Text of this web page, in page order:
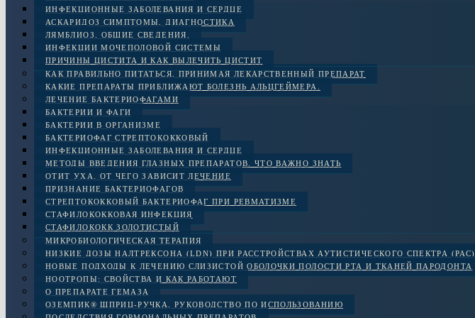
ИНФЕКЦИОННЫЕ ЗАБОЛЕВАНИЯ И СЕРДЦЕ
АСКАРИДОЗ СИМПТОМЫ, ДИАГНОСТИКА
ЛЯМБЛИОЗ. ОБЩИЕ СВЕДЕНИЯ.
ИНФЕКЦИИ МОЧЕПОЛОВОЙ СИСТЕМЫ
ПРИЧИНЫ ЦИСТИТА И КАК ВЫЛЕЧИТЬ ЦИСТИТ
КАК ПРАВИЛЬНО ПИТАТЬСЯ, ПРИНИМАЯ ЛЕКАРСТВЕННЫЙ ПРЕПАРАТ
КАКИЕ ПРЕПАРАТЫ ПРИБЛИЖАЮТ БОЛЕЗНЬ АЛЬЦГЕЙМЕРА.
ЛЕЧЕНИЕ БАКТЕРИОФАГАМИ
БАКТЕРИИ И ФАГИ
БАКТЕРИИ В ОРГАНИЗМЕ
БАКТЕРИОФАГ СТРЕПТОКОККОВЫЙ
ИНФЕКЦИОННЫЕ ЗАБОЛЕВАНИЯ И СЕРДЦЕ
МЕТОДЫ ВВЕДЕНИЯ ГЛАЗНЫХ ПРЕПАРАТОВ. ЧТО ВАЖНО ЗНАТЬ
ОТИТ УХА. ОТ ЧЕГО ЗАВИСИТ ЛЕЧЕНИЕ
ПРИЗНАНИЕ БАКТЕРИОФАГОВ
СТРЕПТОКОККОВЫЙ БАКТЕРИОФАГ ПРИ РЕВМАТИЗМЕ
СТАФИЛОКОККОВАЯ ИНФЕКЦИЯ
СТАФИЛОКОКК ЗОЛОТИСТЫЙ
МИКРОБИОЛОГИЧЕСКАЯ ТЕРАПИЯ
НИЗКИЕ ДОЗЫ НАЛТРЕКСОНА (LDN) ПРИ РАССТРОЙСТВАХ АУТИСТИЧЕСКОГО СПЕКТРА (РАС)
НОВЫЕ ПОДХОДЫ К ЛЕЧЕНИЮ СЛИЗИСТОЙ ОБОЛОЧКИ ПОЛОСТИ РТА И ТКАНЕЙ ПАРОДОНТА
НООТРОПЫ: СВОЙСТВА И КАК РАБОТАЮТ
О ПРЕПАРАТЕ ГЕМАЗА
ОЗЕМПИК® ШПРИЦ-РУЧКА, РУКОВОДСТВО ПО ИСПОЛЬЗОВАНИЮ